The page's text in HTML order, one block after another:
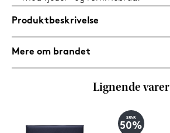
Produktbeskrivelse
Mere om brandet
Lignende varer
SPAR
50%